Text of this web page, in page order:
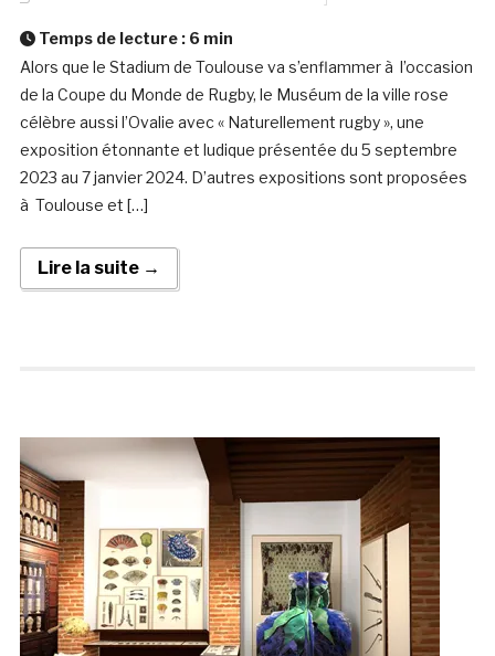
Temps de lecture : 6 min
Alors que le Stadium de Toulouse va s’enflammer à l’occasion
de la Coupe du Monde de Rugby, le Muséum de la ville rose
célèbre aussi l’Ovalie avec « Naturellement rugby », une
exposition étonnante et ludique présentée du 5 septembre
2023 au 7 janvier 2024. D’autres expositions sont proposées
à Toulouse et […]
Lire la suite →